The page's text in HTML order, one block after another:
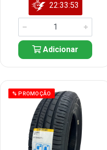
Adicionar
22:33:52
% PROMOÇÃO